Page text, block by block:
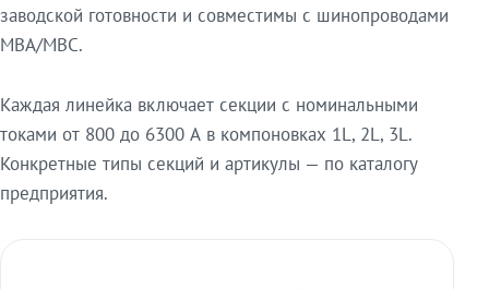
заводской готовности и совместимы с шинопроводами
МВА/МВС.
Каждая линейка включает секции с номинальными
токами от 800 до 6300 А в компоновках 1L, 2L, 3L.
Конкретные типы секций и артикулы — по каталогу
предприятия.